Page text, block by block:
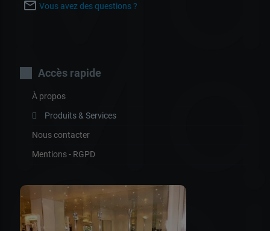
mail_outline Vous avez des questions ?
Accès rapide
À propos
Produits & Services
Nous contacter
Mentions - RGPD